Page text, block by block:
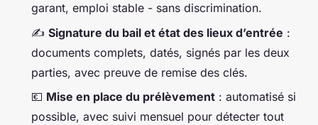
garant, emploi stable - sans discrimination.
✍️ Signature du bail et état des lieux d’entrée :
documents complets, datés, signés par les deux
parties, avec preuve de remise des clés.
💶 Mise en place du prélèvement : automatisé si
possible, avec suivi mensuel pour détecter tout